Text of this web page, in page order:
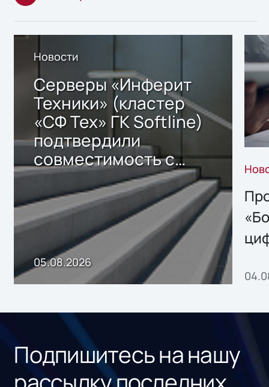
Новости
Серверы «Инферит
Техники» (кластер
«СФ Тех» ГК Softline)
подтвердили
совместимость с
решением Sharx
Storage 2.x для
хранения данных
05.08.2026
Подпишитесь на нашу